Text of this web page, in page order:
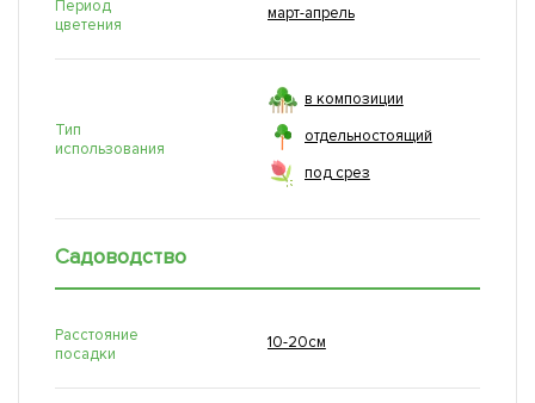
Период
цветения
март-апрель
Тип
использования
в композиции
отдельностоящий
под срез
Садоводство
Расстояние
посадки
10-20см